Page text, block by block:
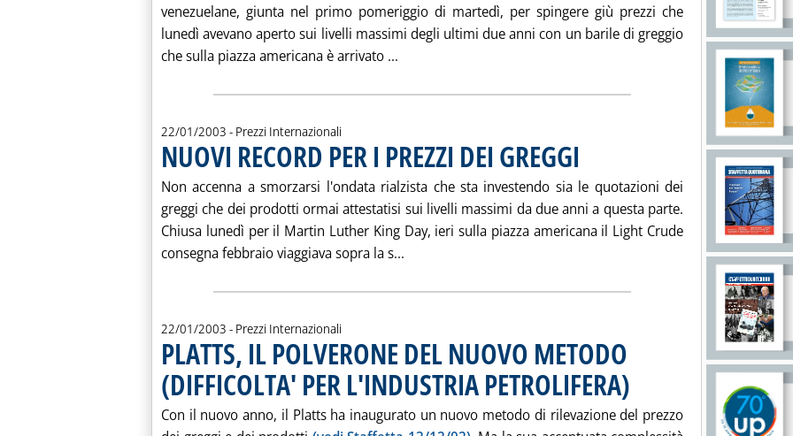
venezuelane, giunta nel primo pomeriggio di martedì, per spingere giù prezzi che
lunedì avevano aperto sui livelli massimi degli ultimi due anni con un barile di greggio
che sulla piazza americana è arrivato ... Leggi tutta la notizia: 'GREGGI GIU' PER IL VENEZUELA SU PER
22/01/2003 - Prezzi Internazionali
NUOVI RECORD PER I PREZZI DEI GREGGI . Pubblicata mercoledì 22 gennaio 2003 alle
Non accenna a smorzarsi l'ondata rialzista che sta investendo sia le quotazioni dei
greggi che dei prodotti ormai attestatisi sui livelli massimi da due anni a questa parte.
Chiusa lunedì per il Martin Luther King Day, ieri sulla piazza americana il Light Crude
consegna febbraio viaggiava sopra la s... Leggi tutta la notizia: 'NUOVI RECORD PER I PREZZI DEI
22/01/2003 - Prezzi Internazionali
PLATTS, IL POLVERONE DEL NUOVO METODO
(DIFFICOLTA' PER L'INDUSTRIA PETROLIFERA) . Pubblicata mercoledì 22 gennaio
Con il nuovo anno, il Platts ha inaugurato un nuovo metodo di rilevazione del prezzo